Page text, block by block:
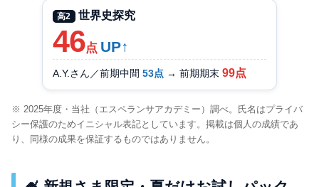
高2 世界史探究
46点 UP↑
A.Y.さん／前期中間 53点→ 前期期末 99点
※ 2025年度・当社（エスペランサアカデミー）調べ。氏名はプライバ
シー保護のためイニシャル表記としています。掲載は個人の成績であ
り、同様の成果を保証するものではありません。